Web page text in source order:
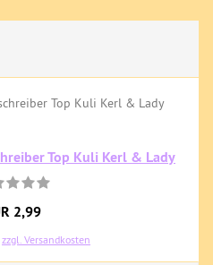
Top Kuli Kerl & Lady
2,99
zzgl. Versandkosten